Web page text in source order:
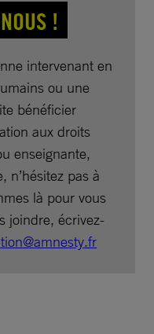
!
intervenant en
ou une
bénéficier
aux droits
enseignante,
n’hésitez pas à
là pour vous
joindre, écrivez-